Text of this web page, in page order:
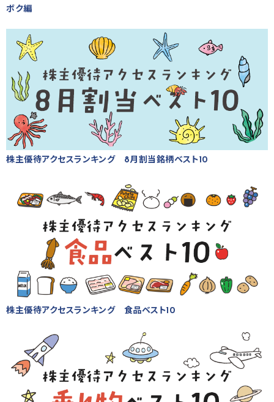
ボク編
株主優待アクセスランキング 8月割当銘柄ベスト10
株主優待アクセスランキング 食品ベスト10